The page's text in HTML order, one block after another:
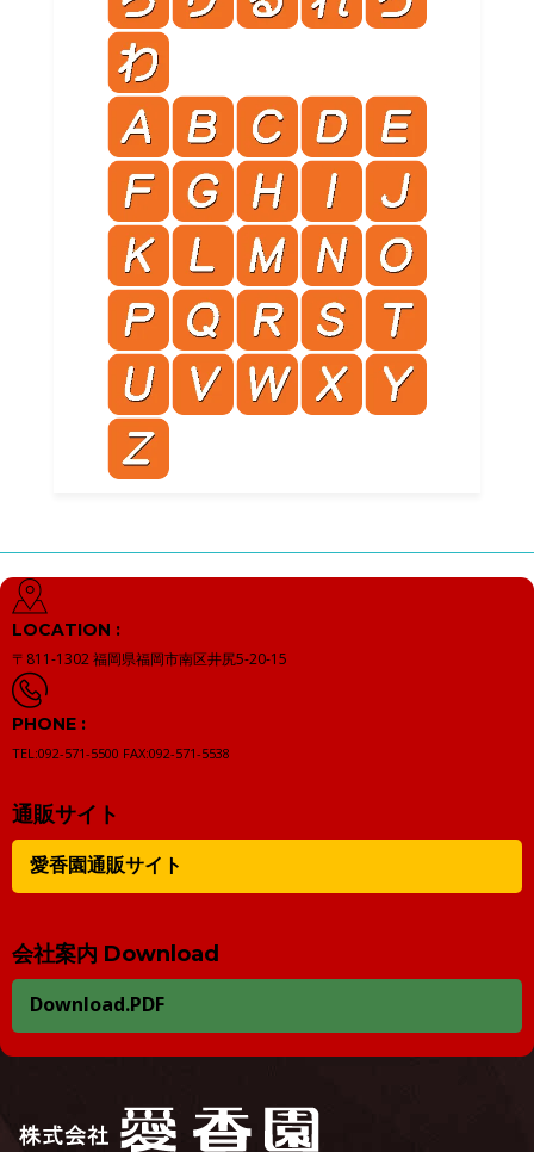
LOCATION :
〒811-1302福岡県福岡市南区井尻5-20-15
PHONE :
TEL:092-571-5500 FAX:092-571-5538
通販サイト
愛香園通販サイト
会社案内 Download
Download.PDF